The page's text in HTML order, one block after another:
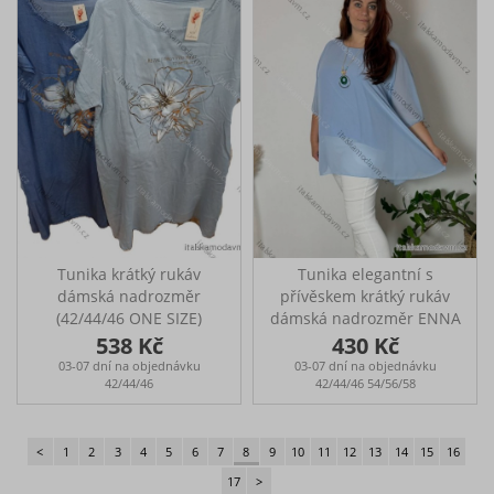
ukončeny mašlí Rozměry:
přes prsa: 190 cm cm,
boky: 160-166 cm, délka:
87cm Modelka Veronika
na fotografiích má výšku
170 cm a míry 109-85-
115 (prsa-pas-boky).
ukončeny mašlí Rozměry:
přes prsa: 168-172 cm,
boky: 170-178 cm, délka:
82 cm Modelka Veronika
na fotografiích má výšku
170 cm a míry 109-85-
115 (prsa-pas-boky).
Tunika krátký rukáv
dámská nadrozměr
(42/44/46 ONE SIZE)
ITALSKÁ MÓDA
IMSM25036
538 Kč
03-07 dní na objednávku
42/44/46
Tunika elegantní s
přívěskem krátký rukáv
dámská nadrozměr ENNA
(54/56/58 ONE SIZE)
ITALSKÁ MÓDA
IMSM25ENNA
Elegantní tunika s
každodenní nošení, do
430 Kč
03-07 dní na objednávku
42/44/46 54/56/58
< 1 2 3 4 5 6 7 8 9 10 11 12 13 14 15
16
17
>